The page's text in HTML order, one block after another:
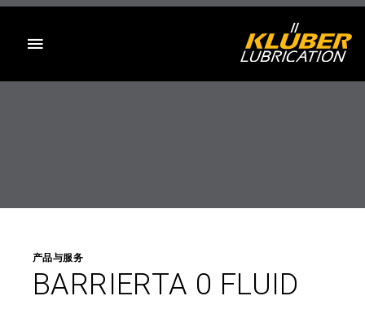
产品与服务
BARRIERTA 0 FLUID